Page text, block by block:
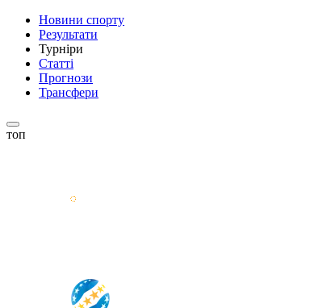
Новини спорту
Результати
Турніри
Статті
Прогнози
Трансфери
топ